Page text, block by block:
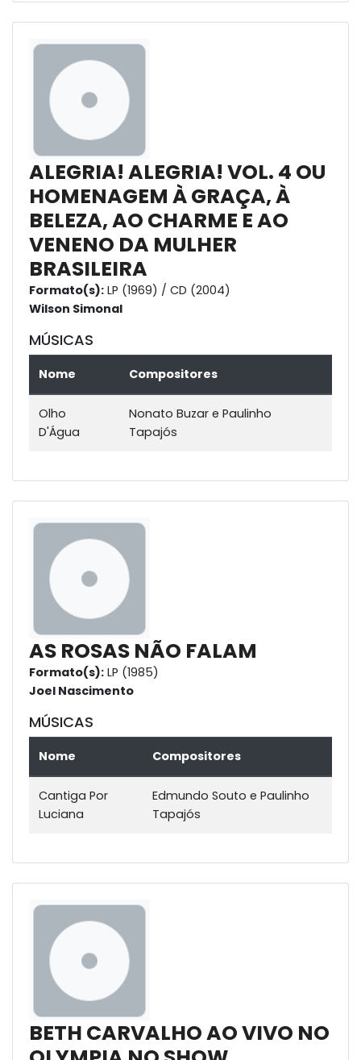
ALEGRIA! ALEGRIA! VOL. 4 OU
HOMENAGEM À GRAÇA, À
BELEZA, AO CHARME E AO
VENENO DA MULHER
BRASILEIRA
Formato(s): LP (1969) / CD (2004)
Wilson Simonal
MÚSICAS
Nome Compositores
Olho
D'Água
Nonato Buzar e Paulinho
Tapajós
AS ROSAS NÃO FALAM
Formato(s): LP (1985)
Joel Nascimento
MÚSICAS
Nome Compositores
Cantiga Por
Luciana
Edmundo Souto e Paulinho
Tapajós
BETH CARVALHO AO VIVO NO